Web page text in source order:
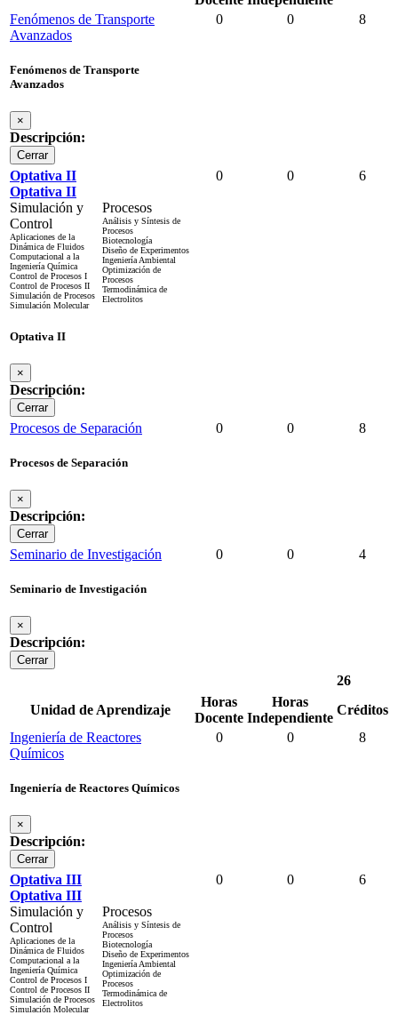
Fenómenos de Transporte
Avanzados
Fenómenos de Transporte
Avanzados
×
Descripción:
Cerrar
0 0 8
Optativa II
Optativa II
Simulación y
Control
Aplicaciones de la
Dinámica de Fluidos
Computacional a la
Ingeniería Química
Control de Procesos I
Control de Procesos II
Simulación de Procesos
Simulación Molecular
Procesos
Análisis y Síntesis de
Procesos
Biotecnología
Diseño de Experimentos
Ingeniería Ambiental
Optimización de
Procesos
Termodinámica de
Electrolitos
Optativa II
×
Descripción:
Cerrar
0 0 6
Procesos de Separación
Procesos de Separación
×
Descripción:
Cerrar
0 0 8
Seminario de Investigación
Seminario de Investigación
×
Descripción:
Cerrar
0 0 4
26
Unidad de Aprendizaje
Horas
Docente
Horas
Independiente
Créditos
Ingeniería de Reactores
Químicos
Ingeniería de Reactores Químicos
×
Descripción:
Cerrar
0 0 8
Optativa III
Optativa III
Simulación y
Control
Aplicaciones de la
Dinámica de Fluidos
Computacional a la
Ingeniería Química
Control de Procesos I
Control de Procesos II
Simulación de Procesos
Simulación Molecular
Procesos
Análisis y Síntesis de
Procesos
Biotecnología
Diseño de Experimentos
Ingeniería Ambiental
Optimización de
Procesos
Termodinámica de
Electrolitos
0 0 6